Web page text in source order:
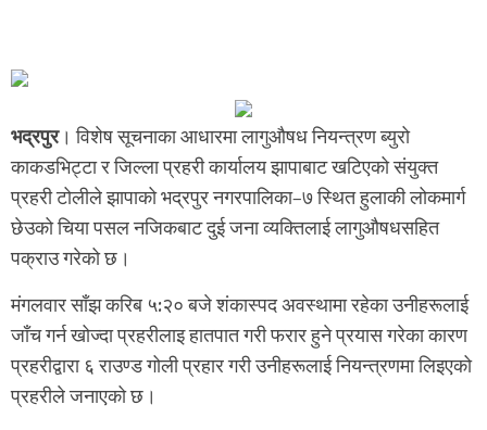
भद्रपुर। विशेष सूचनाका आधारमा लागुऔषध नियन्त्रण ब्युरो
काकडभिट्टा र जिल्ला प्रहरी कार्यालय झापाबाट खटिएको संयुक्त
प्रहरी टोलीले झापाको भद्रपुर नगरपालिका–७ स्थित हुलाकी लोकमार्ग
छेउको चिया पसल नजिकबाट दुई जना व्यक्तिलाई लागुऔषधसहित
पक्राउ गरेको छ।
मंगलवार साँझ करिब ५:२० बजे शंकास्पद अवस्थामा रहेका उनीहरूलाई
जाँच गर्न खोज्दा प्रहरीलाइ हातपात गरी फरार हुने प्रयास गरेका कारण
प्रहरीद्वारा ६ राउण्ड गोली प्रहार गरी उनीहरूलाई नियन्त्रणमा लिइएको
प्रहरीले जनाएको छ।